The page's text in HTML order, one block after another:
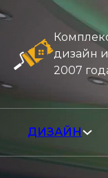
дизайн
2007
ДИЗАЙН